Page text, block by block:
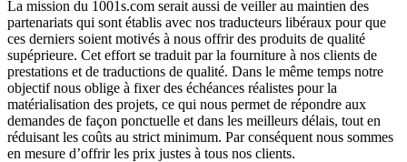
La mission du 1001s.com serait aussi de veiller au maintien des
partenariats qui sont établis avec nos traducteurs libéraux pour que
ces derniers soient motivés à nous offrir des produits de qualité
supéprieure. Cet effort se traduit par la fourniture à nos clients de
prestations et de traductions de qualité. Dans le même temps notre
objectif nous oblige à fixer des échéances réalistes pour la
matérialisation des projets, ce qui nous permet de répondre aux
demandes de façon ponctuelle et dans les meilleurs délais, tout en
réduisant les coûts au strict minimum. Par conséquent nous sommes
en mesure d’offrir les prix justes à tous nos clients.